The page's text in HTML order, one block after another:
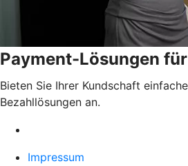
Payment-Lösungen
Bieten Sie Ihrer Kundschaft
Bezahllösungen an.
Impressum